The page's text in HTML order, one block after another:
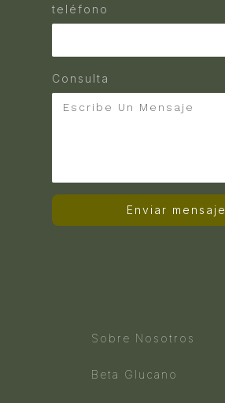
teléfono
Consulta
Enviar mensaje
Sobre Nosotros
Beta Glucano